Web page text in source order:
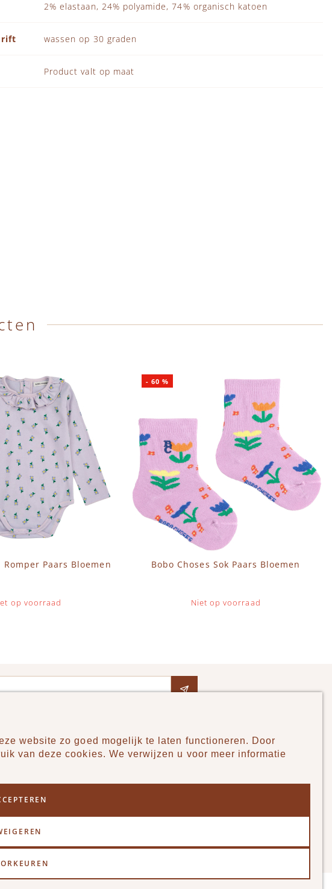
2% elastaan, 24% polyamide, 74% organisch katoen
wassen op 30 graden
Product valt op maat
Romper Paars Bloemen
op voorraad
Bobo Choses Sok Paars Bloemen
Niet op voorraad
- 60 %
Pudilo
Klantenservice - Ruilen & Retourneren
website zo goed mogelijk te laten functioneren. Door
van deze cookies. We verwijzen u voor meer informatie